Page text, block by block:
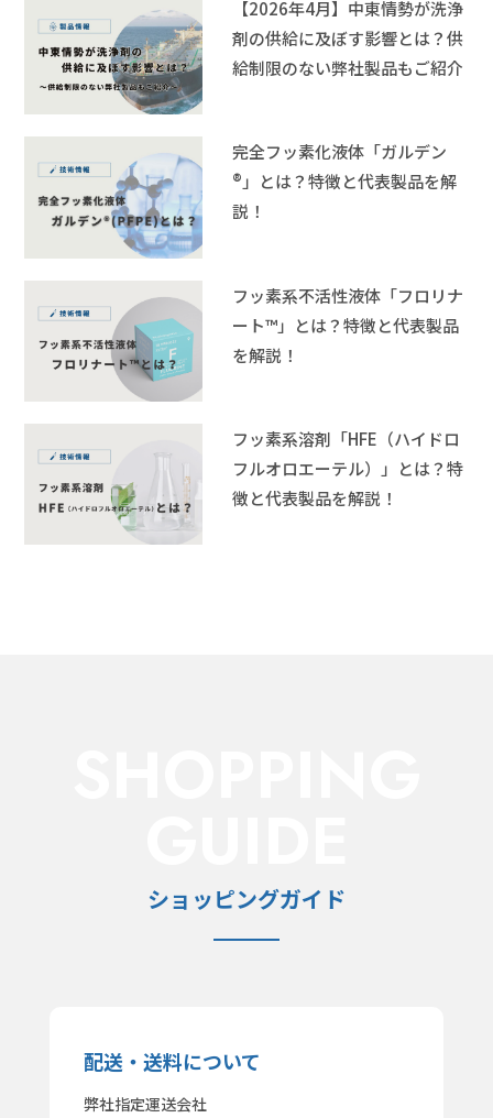
【2026年4月】中東情勢が洗浄
剤の供給に及ぼす影響とは？供
給制限のない弊社製品もご紹介
完全フッ素化液体「ガルデン
®」とは？特徴と代表製品を解
説！
フッ素系不活性液体「フロリナ
ート™」とは？特徴と代表製品
を解説！
フッ素系溶剤「HFE（ハイドロ
フルオロエーテル）」とは？特
徴と代表製品を解説！
ショッピングガイド
配送・送料について
弊社指定運送会社